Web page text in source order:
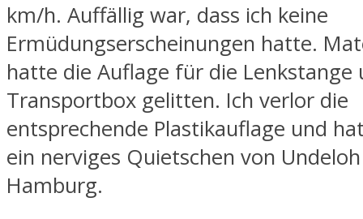
km/h. Auffällig war, dass ich keine
Ermüdungserscheinungen hatte.
hatte die Auflage für die Lenkstange
Transportbox gelitten. Ich verlor die
entsprechende Plastikauflage und
ein nerviges Quietschen von
Hamburg.